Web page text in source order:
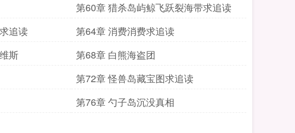
第60章 猎杀岛屿鲸飞跃裂海带求追读
追读
第64章 消费消费求追读
斯
第68章 白熊海盗团
第72章 怪兽岛藏宝图求追读
第76章 勺子岛沉没真相